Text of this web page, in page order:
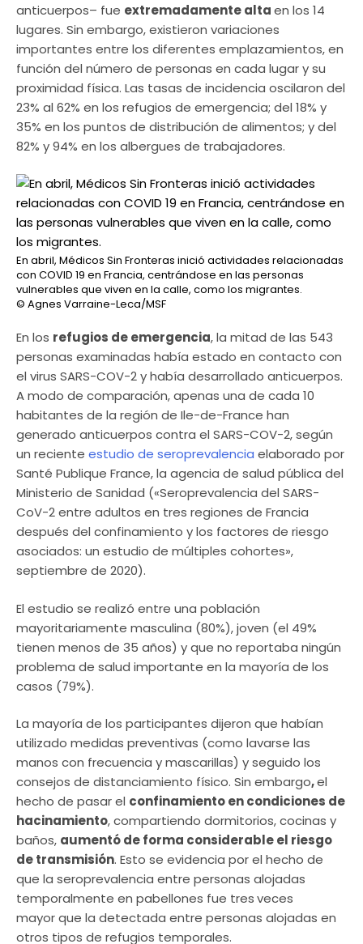
anticuerpos– fue extremadamente altaen los 14
lugares. Sin embargo, existieron variaciones
importantes entre los diferentes emplazamientos, en
función del número de personas en cada lugar y su
proximidad física. Las tasas de incidencia oscilaron del
23% al 62% en los refugios de emergencia; del 18% y
35% en los puntos de distribución de alimentos; y del
82% y 94% en los albergues de trabajadores.
En abril, Médicos Sin Fronteras inició actividades relacionadas
con COVID 19 en Francia, centrándose en las personas
vulnerables que viven en la calle, como los migrantes.
© Agnes Varraine-Leca/MSF
En los refugios de emergencia, la mitad de las 543
personas examinadas había estado en contacto con
el virus SARS-COV-2 y había desarrollado anticuerpos.
A modo de comparación, apenas una de cada 10
habitantes de la región de Ile-de-France han
generado anticuerpos contra el SARS-COV-2, según
un reciente estudio de seroprevalencia elaborado por
Santé Publique France, la agencia de salud pública del
Ministerio de Sanidad («Seroprevalencia del SARS-
CoV-2 entre adultos en tres regiones de Francia
después del confinamiento y los factores de riesgo
asociados: un estudio de múltiples cohortes»,
septiembre de 2020).
El estudio se realizó entre una población
mayoritariamente masculina (80%), joven (el 49%
tienen menos de 35 años) y que no reportaba ningún
problema de salud importante en la mayoría de los
casos (79%).
La mayoría de los participantes dijeron que habían
utilizado medidas preventivas (como lavarse las
manos con frecuencia y mascarillas) y seguido los
consejos de distanciamiento físico. Sin embargo,el
hecho de pasar el confinamiento en condiciones de
hacinamiento, compartiendo dormitorios, cocinas y
baños, aumentó de forma considerable el riesgo
de transmisión. Esto se evidencia por el hecho de
que la seroprevalencia entre personas alojadas
temporalmente en pabellones fue tresveces
mayor que la detectada entre personas alojadas en
otros tipos de refugios temporales.